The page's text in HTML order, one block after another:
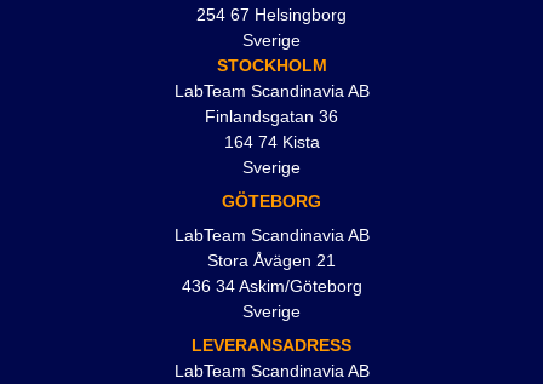
254 67 Helsingborg
Sverige
STOCKHOLM
LabTeam Scandinavia AB
Finlandsgatan 36
164 74 Kista
Sverige
GÖTEBORG
LabTeam Scandinavia AB
Stora Åvägen 21
436 34 Askim/Göteborg
Sverige
LEVERANSADRESS
LabTeam Scandinavia AB